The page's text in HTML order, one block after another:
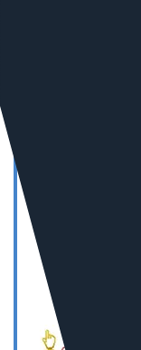
10